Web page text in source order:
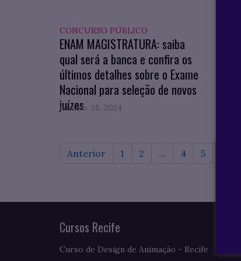
CONCURSO PÚBLICO
ENAM MAGISTRATURA: saiba
qual será a banca e confira os
últimos detalhes sobre o Exame
Nacional para seleção de novos
juízes
janeiro. 25, 2024
Anterior 1 2 ... 4 5
Cursos Recife
Curso de Design de Animação - Recife